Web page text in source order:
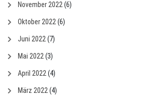
November 2022(6)
Oktober 2022(6)
Juni 2022(7)
Mai 2022(3)
April 2022(4)
März 2022(4)